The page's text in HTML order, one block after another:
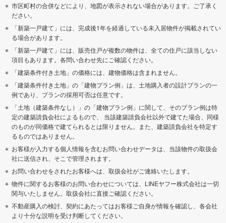
市区町村の合併などにより、地図が表示されない場合があります。ご了承く
ださい。
「新築一戸建て」には、完成後1年を経過している未入居物件が掲載されてい
る場合があります。
「新築一戸建て」には、販売住戸が複数の物件は、全ての住戸に該当しない
項目もあります。各問い合わせ先にご確認ください。
「建築条件付き土地」の価格には、建物価格は含まれません。
「建築条件付き土地」の「建物プラン例」は、土地購入者の設計プランの一
例であり、プランの採用可否は任意です。
「土地（建築条件なし）」の「建物プラン例」に関して、そのプラン例は特
定の建築請負会社によるもので、 当該建築請負会社以外で建てた場合、同様
のものが同価格で建てられるとは限りません。また、建築請負会社を特定す
るものではありません。
お客様が入力する個人情報を含むお問い合わせデータは、当該物件の取扱会
社に送信され、そこで管理されます。
お問い合わせをされたお客様へは、取扱会社がご連絡いたします。
物件に関するお客様のお問い合わせについては、LINEヤフー株式会社は一切
関与いたしません。取扱会社に直接ご確認ください。
不動産購入の検討、契約にあたってはお客様ご自身が情報を確認し、各会社
より十分な説明を受け判断してください。